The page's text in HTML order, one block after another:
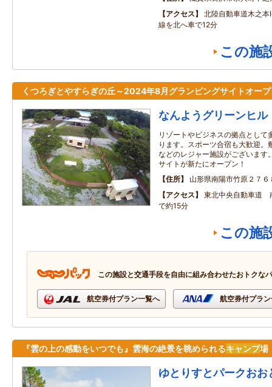
アクセス
北陸自動車道木之
線を北へ車で12分
この施
くつろぎとやすらぎの丘～2024年8月グランピングサイトオー
なんようグリーンヒル
リゾートやビジネスの拠点として
ります。スポーツ合宿も大歓迎。
などのレジャー施設がございま
サイトが新たにオープン！
住所
山形県南陽市竹原２７６
アクセス
東北中央自動車道
で約15分
この施
この施設と交通手段を自由に組み合わせたおトクな
航空券付プラン一覧へ 航空券付プラ
『雲の上の感動をいつでも』雲海の絶景を眺められるキャンプ場
ゆとりすとパークおお